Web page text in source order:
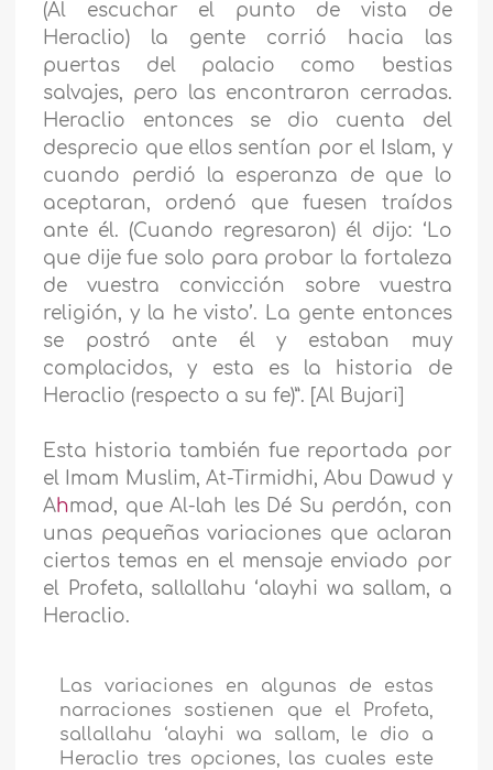
(Al escuchar el punto de vista de
Heraclio) la gente corrió hacia las
puertas del palacio como bestias
salvajes, pero las encontraron cerradas.
Heraclio entonces se dio cuenta del
desprecio que ellos sentían por el Islam, y
cuando perdió la esperanza de que lo
aceptaran, ordenó que fuesen traídos
ante él. (Cuando regresaron) él dijo: ‘Lo
que dije fue solo para probar la fortaleza
de vuestra convicción sobre vuestra
religión, y la he visto’. La gente entonces
se postró ante él y estaban muy
complacidos, y esta es la historia de
Heraclio (respecto a su fe)”. [Al Bujari]
Esta historia también fue reportada por
el Imam Muslim, At-Tirmidhi, Abu Dawud y
Ahmad, que Al-lah les Dé Su perdón, con
unas pequeñas variaciones que aclaran
ciertos temas en el mensaje enviado por
el Profeta, sallallahu ‘alayhi wa sallam, a
Heraclio.
Las variaciones en algunas de estas
narraciones sostienen que el Profeta,
sallallahu ‘alayhi wa sallam, le dio a
Heraclio tres opciones, las cuales este